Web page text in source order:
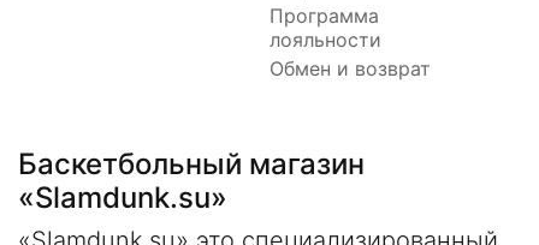
Программа
лояльности
Обмен и возврат
Баскетбольный магазин
«Slamdunk.su»